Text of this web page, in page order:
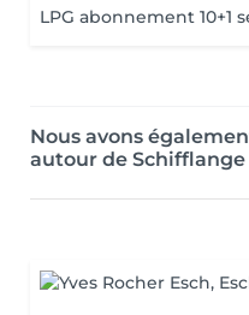
LPG abonnement 10+1
Nous avons
autour de Schifflange